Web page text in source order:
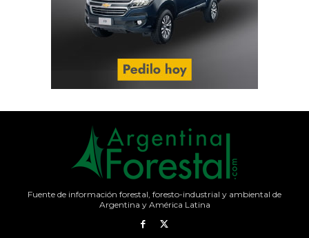
Fuente de información forestal, foresto-industrial y ambiental de
Argentina y América Latina